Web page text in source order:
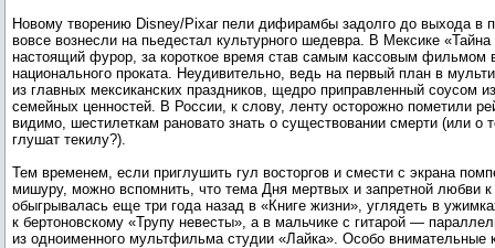
Новому творению Disney/Pixar пели дифирамбы задолго до выхода в
вовсе вознесли на пьедестал культурного шедевра. В Мексике «Тайна
настоящий фурор, за короткое время став самым кассовым фильмом
национального проката. Неудивительно, ведь на первый план в
из главных мексиканских праздников, щедро приправленный соусом
семейных ценностей. В России, к слову, ленту осторожно пометили
видимо, шестилеткам рановато знать о существовании смерти (или о
глушат текилу?).
Тем временем, если приглушить гул восторгов и смести с экрана
мишуру, можно вспомнить, что тема Дня мертвых и запретной любви
обыгрывалась еще три года назад в «Книге жизни», углядеть в
к бертоновскому «Трупу невесты», а в мальчике с гитарой —
из одноименного мультфильма студии «Лайка». Особо внимательные